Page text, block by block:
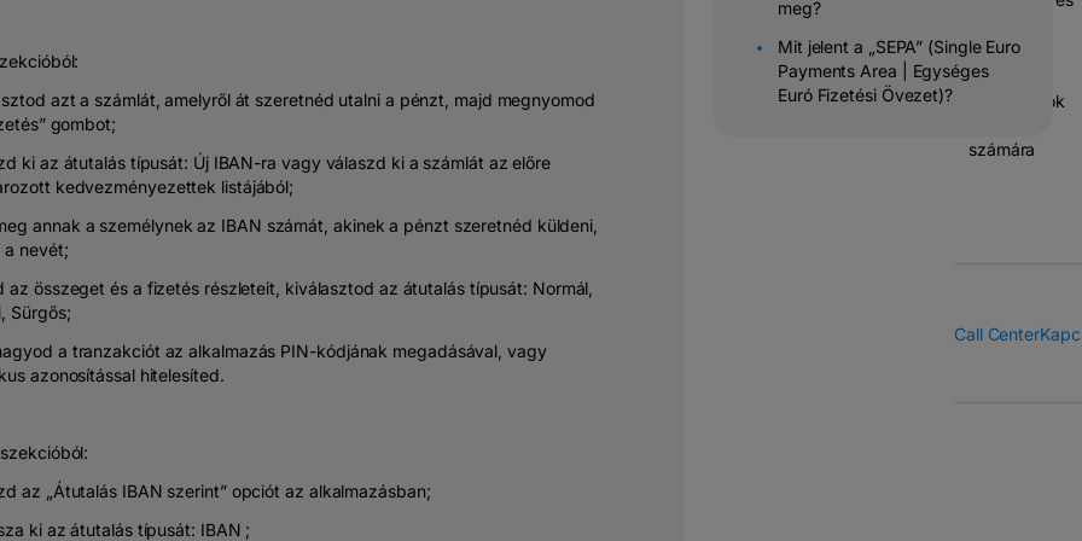
átutalások
Megoldások
számára
Call Center
azt a számlát, amelyről át szeretnéd utalni a pénzt, majd megnyomod
gombot;
ki az átutalás típusát: Új IBAN-ra vagy válaszd ki a számlát az előre
kedvezményezettek listájából;
annak a személynek az IBAN számát, akinek a pénzt szeretnéd küldeni,
a nevét;
az összeget és a fizetés részleteit, kiválasztod az átutalás típusát: Normál,
Sürgős;
a tranzakciót az alkalmazás PIN-kódjának megadásával, vagy
azonosítással hitelesíted.
az „Átutalás IBAN szerint” opciót az alkalmazásban;
ki az átutalás típusát: IBAN ;
meg?
Mit jelent a „SEPA” (Single Euro
Payments Area | Egységes
Euró Fizetési Övezet)?